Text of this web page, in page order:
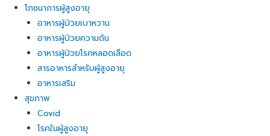
โภชนาการผู้สูงอายุ
อาหารผู้ป่วยเบาหวาน
อาหารผู้ป่วยความดัน
อาหารผู้ป่วยโรคหลอดเลือด
สารอาหารสำหรับผู้สูงอายุ
อาหารเสริม
สุขภาพ
Covid
โรคในผู้สูงอายุ